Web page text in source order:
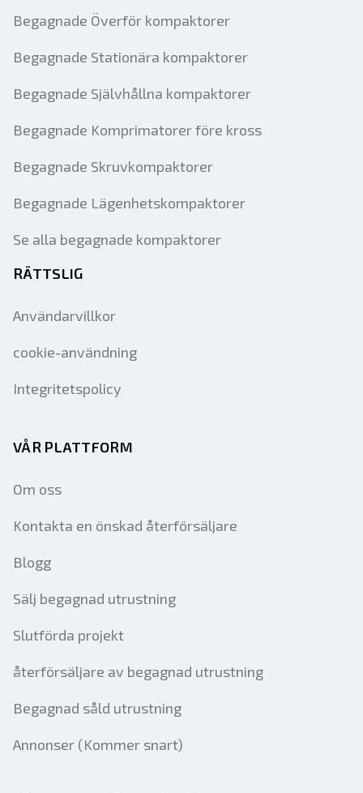
Begagnade Överför kompaktorer
Begagnade Stationära kompaktorer
Begagnade Självhållna kompaktorer
Begagnade Komprimatorer före kross
Begagnade Skruvkompaktorer
Begagnade Lägenhetskompaktorer
Se alla begagnade kompaktorer
RÄTTSLIG
Användarvillkor
cookie-användning
Integritetspolicy
VÅR PLATTFORM
Om oss
Kontakta en önskad återförsäljare
Blogg
Sälj begagnad utrustning
Slutförda projekt
återförsäljare av begagnad utrustning
Begagnad såld utrustning
Annonser (Kommer snart)